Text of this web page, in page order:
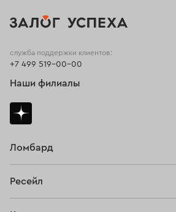
Ломбард
Ресейл
служба поддержки клиентов:
+7 499 519-00-00
Наши филиалы